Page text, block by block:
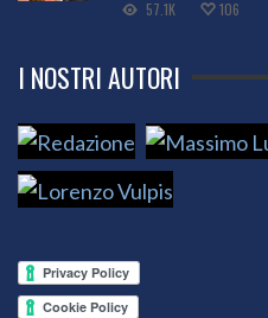
57.1K 106
I NOSTRI AUTORI